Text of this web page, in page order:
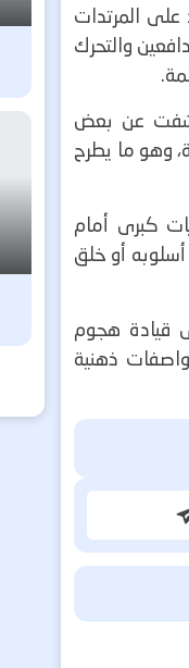
المرتدات
والتحرك
كشفت عن بعض
وهو ما يطرح
كبرى أمام
أو خلق
قيادة هجوم
بمواصفات ذهنية